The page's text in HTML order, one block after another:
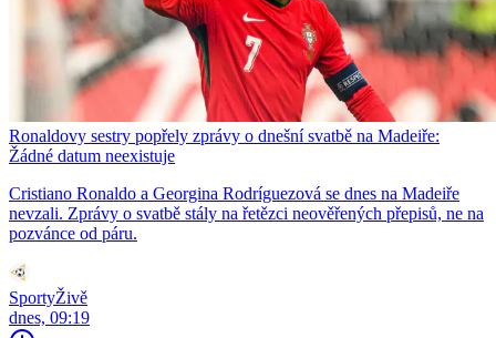
Ronaldovy sestry popřely zprávy o dnešní svatbě na Madeiře:
Žádné datum neexistuje
Cristiano Ronaldo a Georgina Rodríguezová se dnes na Madeiře
nevzali. Zprávy o svatbě stály na řetězci neověřených přepisů, ne na
pozvánce od páru.
SportyŽivě
dnes, 09:19